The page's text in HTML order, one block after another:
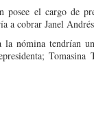
el cargo de
a cobrar Janel
nómina tendrían